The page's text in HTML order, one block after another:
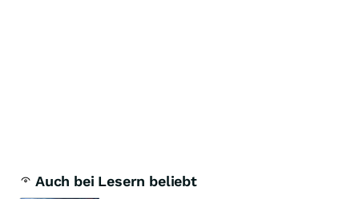
Auch bei Lesern beliebt